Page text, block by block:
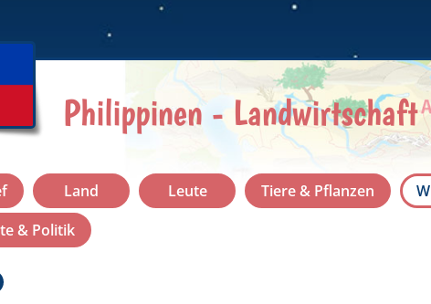
Philippinen - Landwirtschaft
Land Leute Tiere & Pflanzen
& Politik